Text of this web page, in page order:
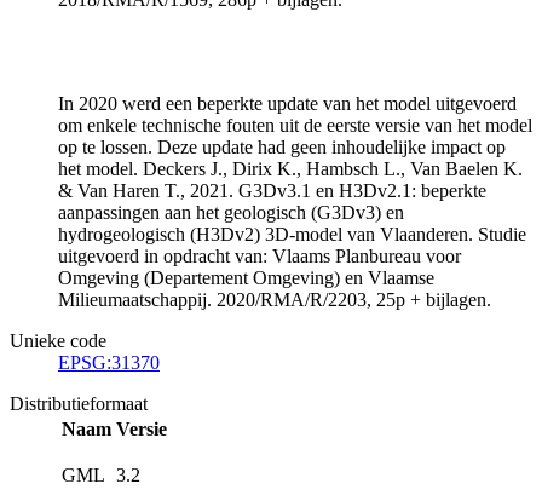
In 2020 werd een beperkte update van het model uitgevoerd
om enkele technische fouten uit de eerste versie van het model
op te lossen. Deze update had geen inhoudelijke impact op
het model. Deckers J., Dirix K., Hambsch L., Van Baelen K.
& Van Haren T., 2021. G3Dv3.1 en H3Dv2.1: beperkte
aanpassingen aan het geologisch (G3Dv3) en
hydrogeologisch (H3Dv2) 3D-model van Vlaanderen. Studie
uitgevoerd in opdracht van: Vlaams Planbureau voor
Omgeving (Departement Omgeving) en Vlaamse
Milieumaatschappij. 2020/RMA/R/2203, 25p + bijlagen.
Unieke code
EPSG:31370
Distributieformaat
Naam Versie
GML 3.2